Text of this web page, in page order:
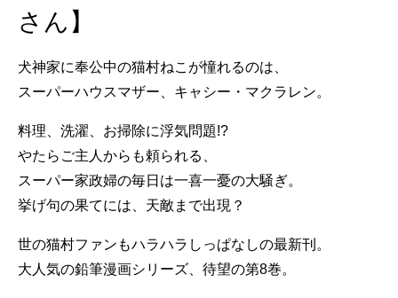
さん】
犬神家に奉公中の猫村ねこが憧れるのは、
スーパーハウスマザー、キャシー・マクラレン。
料理、洗濯、お掃除に浮気問題!?
やたらご主人からも頼られる、
スーパー家政婦の毎日は一喜一憂の大騒ぎ。
挙げ句の果てには、天敵まで出現？
世の猫村ファンもハラハラしっぱなしの最新刊。
大人気の鉛筆漫画シリーズ、待望の第8巻。